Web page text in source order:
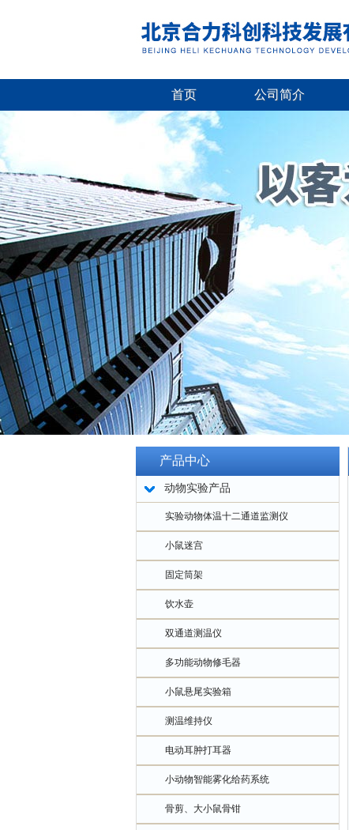
首页 公司简介
产品中心
动物实验产品
实验动物体温十二通道监测仪
小鼠迷宫
固定筒架
饮水壶
双通道测温仪
多功能动物修毛器
小鼠悬尾实验箱
测温维持仪
电动耳肿打耳器
小动物智能雾化给药系统
骨剪、大小鼠骨钳